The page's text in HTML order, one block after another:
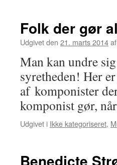
Folk der gør
Udgivet den 21. marts 2014af
Man kan undre
syretheden! Her
af komponister
komponist gør,
Udgivet i Ikke kategoriseret,
Benedicte